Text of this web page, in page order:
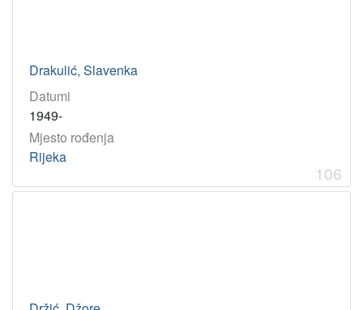
Drakulić, Slavenka
Datumi
1949-
Mjesto rođenja
Rijeka
106